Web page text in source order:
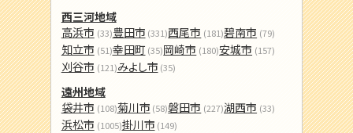
西三河地域
高浜市 (33)豊田市 (331)西尾市 (181)碧南市 (79)
知立市 (51)幸田町 (35)岡崎市 (180)安城市 (157)
刈谷市 (121)みよし市 (35)
遠州地域
袋井市 (108)菊川市 (58)磐田市 (227)湖西市 (33)
浜松市 (1005)掛川市 (149)